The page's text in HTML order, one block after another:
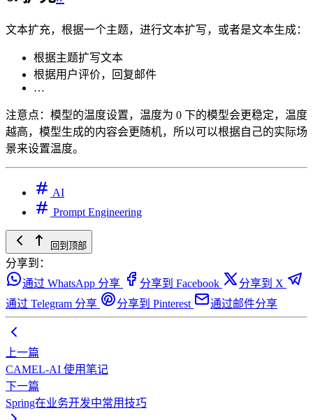
文本扩充，根据一个主题，进行文本扩写，或者是文本生成：
根据主题扩写文本
根据用户评价，回复邮件
…
注意点：模型的温度设置，温度为 0 下的模型会更稳定，温度
越高，模型生成的内容会更随机，所以可以根据自己的实际场
景来设置温度。
AI
Prompt Engineering
回到顶部
分享到：
通过 WhatsApp 分享
分享到 Facebook
分享到 X
通过 Telegram 分享
分享到 Pinterest 通过邮件分享
上一篇
CAMEL-AI 使用笔记
下一篇
Spring在业务开发中常用技巧